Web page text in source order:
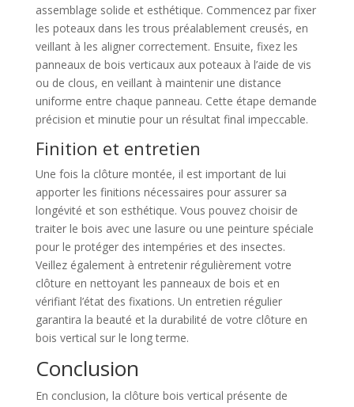
assemblage solide et esthétique. Commencez par fixer
les poteaux dans les trous préalablement creusés, en
veillant à les aligner correctement. Ensuite, fixez les
panneaux de bois verticaux aux poteaux à l’aide de vis
ou de clous, en veillant à maintenir une distance
uniforme entre chaque panneau. Cette étape demande
précision et minutie pour un résultat final impeccable.
Finition et entretien
Une fois la clôture montée, il est important de lui
apporter les finitions nécessaires pour assurer sa
longévité et son esthétique. Vous pouvez choisir de
traiter le bois avec une lasure ou une peinture spéciale
pour le protéger des intempéries et des insectes.
Veillez également à entretenir régulièrement votre
clôture en nettoyant les panneaux de bois et en
vérifiant l’état des fixations. Un entretien régulier
garantira la beauté et la durabilité de votre clôture en
bois vertical sur le long terme.
Conclusion
En conclusion, la clôture bois vertical présente de